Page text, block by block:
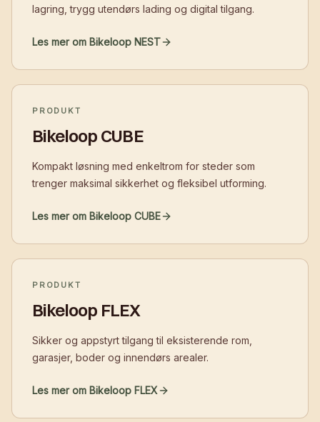
lagring, trygg utendørs lading og digital tilgang.
Les mer om Bikeloop NEST
PRODUKT
Bikeloop CUBE
Kompakt løsning med enkeltrom for steder som
trenger maksimal sikkerhet og fleksibel utforming.
Les mer om Bikeloop CUBE
PRODUKT
Bikeloop FLEX
Sikker og appstyrt tilgang til eksisterende rom,
garasjer, boder og innendørs arealer.
Les mer om Bikeloop FLEX